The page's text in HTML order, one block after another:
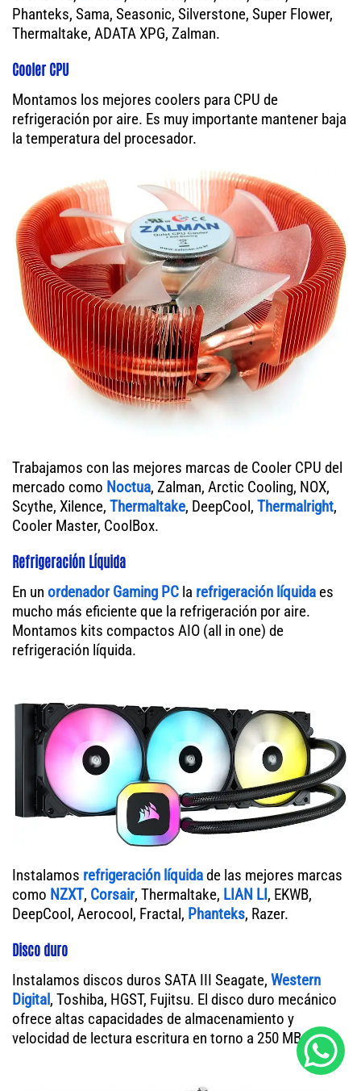
Phanteks, Sama, Seasonic, Silverstone, Super Flower,
Thermaltake, ADATA XPG, Zalman.
Cooler CPU
Montamos los mejores coolers para CPU de
refrigeración por aire. Es muy importante mantener baja
la temperatura del procesador.
Trabajamos con las mejores marcas de Cooler CPU del
mercado como Noctua, Zalman, Arctic Cooling, NOX,
Scythe, Xilence, Thermaltake, DeepCool, Thermalright,
Cooler Master, CoolBox.
Refrigeración Líquida
En un ordenador Gaming PC la refrigeración líquida es
mucho más eficiente que la refrigeración por aire.
Montamos kits compactos AIO (all in one) de
refrigeración líquida.
Instalamos refrigeración líquidade las mejores marcas
como NZXT, Corsair, Thermaltake, LIAN LI, EKWB,
DeepCool, Aerocool, Fractal, Phanteks, Razer.
Disco duro
Instalamos discos duros SATA III Seagate, Western
Digital, Toshiba, HGST, Fujitsu. El disco duro mecánico
ofrece altas capacidades de almacenamiento y
velocidad de lectura escritura en torno a 250 MB/s.